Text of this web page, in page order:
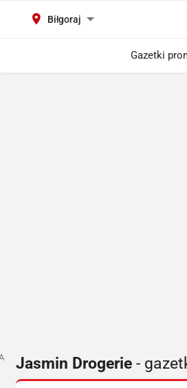
Biłgoraj
Gazetki
Jasmin Drogerie -